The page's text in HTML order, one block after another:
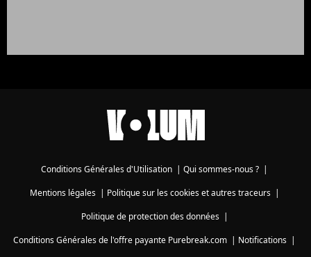
Conditions Générales d'Utilisation Qui sommes-nous ?
Mentions légales| Politique sur les cookies et autres traceurs|
Politique de protection des données|
Conditions Générales de l'offre payante Purebreak.com
Notifications